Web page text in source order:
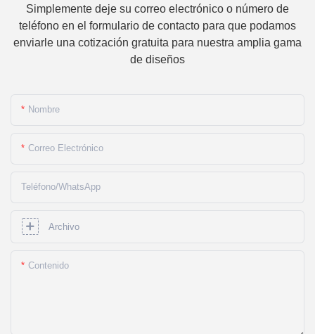
Simplemente deje su correo electrónico o número de
teléfono en el formulario de contacto para que podamos
enviarle una cotización gratuita para nuestra amplia gama
de diseños
Nombre
Correo Electrónico
Teléfono/WhatsApp
Archivo
Contenido